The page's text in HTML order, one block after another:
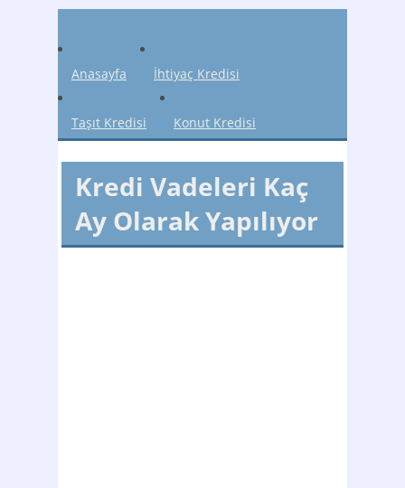
Anasayfa İhtiyaç Kredisi
Taşıt Kredisi Konut Kredisi
Kredi Vadeleri Kaç
Ay Olarak Yapılıyor